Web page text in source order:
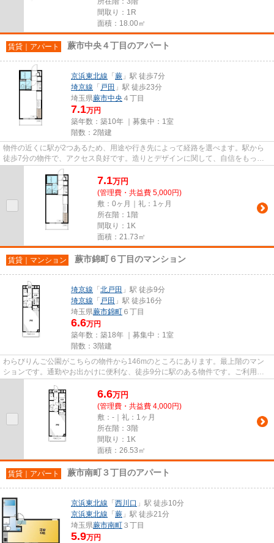
間取り：1R
面積：18.00㎡
賃貸｜アパート 蕨市中央４丁目のアパート
京浜東北線 「 蕨 」駅 徒歩7分
埼京線 「 戸田 」駅 徒歩23分
埼玉県蕨市中央 ４丁目
7.1万円
築年数：築10年 ｜募集中： 1室
階数：2階建
物件の近くに駅が2つあるため、用途や行き先によって経路を選べます。駅から
徒歩7分の物件で、アクセス良好です。造りとデザインに関して、自信をもって
情報を提供できるマンションで...
7.1万円
(管理費・共益費 5,000円)
敷：0ヶ月｜礼：1ヶ月
所在階：1階
間取り：1K
面積：21.73㎡
賃貸｜マンション 蕨市錦町６丁目のマンション
埼京線 「 北戸田 」駅 徒歩9分
埼京線 「 戸田 」駅 徒歩16分
埼玉県蕨市錦町 ６丁目
6.6万円
築年数：築18年 ｜募集中： 1室
階数：3階建
わらびりんご公園がこちらの物件から146mのところにあります。最上階のマン
ションです。通勤やお出かけに便利な、徒歩9分に駅のある物件です。ご利用可
6.6万円
(管理費・共益費 4,000円)
敷：-｜礼：1ヶ月
所在階：3階
間取り：1K
面積：26.53㎡
賃貸｜アパート 蕨市南町３丁目のアパート
京浜東北線 「 西川口 」駅 徒歩10分
京浜東北線 「 蕨 」駅 徒歩21分
埼玉県蕨市南町 ３丁目
5.9万円